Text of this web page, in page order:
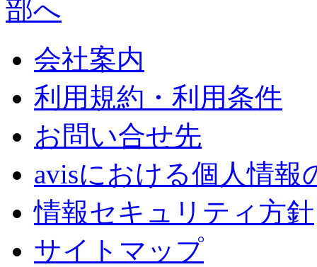
会社案内
利用規約・利用条件
お問い合せ先
avisにおける個人情
情報セキュリティ方針
サイトマップ